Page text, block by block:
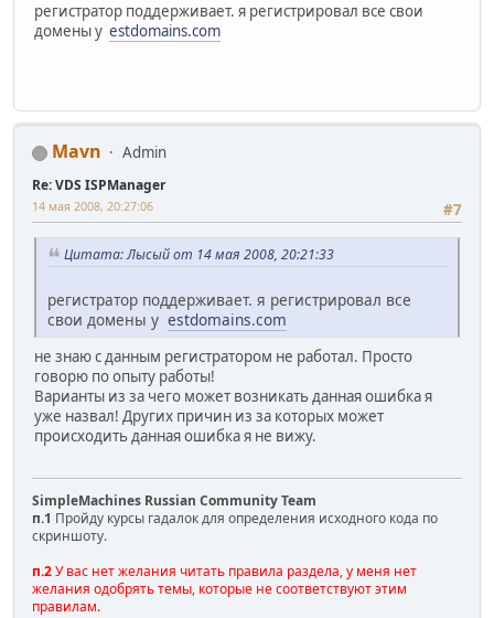
регистратор поддерживает. я регистрировал все свои
домены у estdomains.com
Mavn Admin
Re: VDS ISPManager
#7
14 мая 2008, 20:27:06
Цитата: Лысый от 14 мая 2008, 20:21:33
регистратор поддерживает. я регистрировал все
свои домены у estdomains.com
не знаю с данным регистратором не работал. Просто
говорю по опыту работы!
Варианты из за чего может возникать данная ошибка я
уже назвал! Других причин из за которых может
происходить данная ошибка я не вижу.
SimpleMachines Russian Community Team
п.1 Пройду курсы гадалок для определения исходного кода по
скриншоту.
п.2У вас нет желания читать правила раздела, у меня нет
желания одобрять темы, которые не соответствуют этим
правилам.